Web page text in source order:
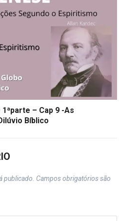
– Cap 9 -As
Bíblico
publicado. Campos obrigatórios são